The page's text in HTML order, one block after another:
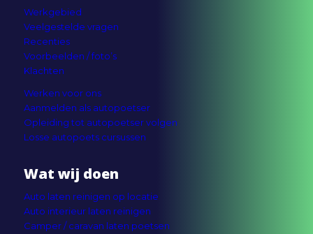
Werkgebied
Veelgestelde vragen
Recenties
Voorbeelden / foto’s
Klachten
Werken voor ons
Aanmelden als autopoetser
Opleiding tot autopoetser volgen
Losse autopoets cursussen
Wat wij doen
Auto laten reinigen op locatie
Auto interieur laten reinigen
Camper / caravan laten poetsen